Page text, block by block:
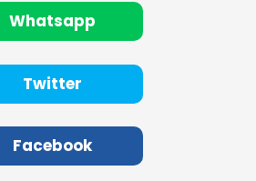
Whatsapp
Twitter
Facebook